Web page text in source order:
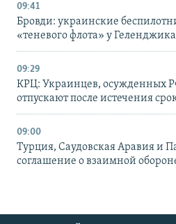
09:41
Бровди: украинские
«теневого флота» у Геленджика
09:29
КРЦ: Украинцев, осужденных
отпускают после истечения
09:00
Турция, Саудовская Аравия и
соглашение о взаимной